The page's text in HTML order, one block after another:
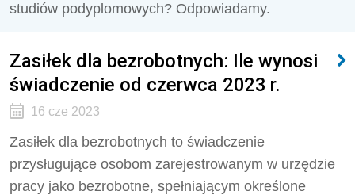
studiów podyplomowych? Odpowiadamy.
Zasiłek dla bezrobotnych: Ile wynosi
świadczenie od czerwca 2023 r.
16 cze 2023
Zasiłek dla bezrobotnych to świadczenie
przysługujące osobom zarejestrowanym w urzędzie
pracy jako bezrobotne, spełniającym określone